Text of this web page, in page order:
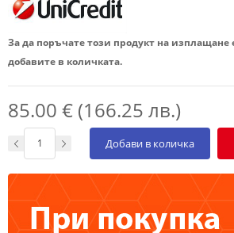
За да поръчате този продукт на изплащане
добавите в количката.
85.00 € (166.25 лв.)
Добави в количка